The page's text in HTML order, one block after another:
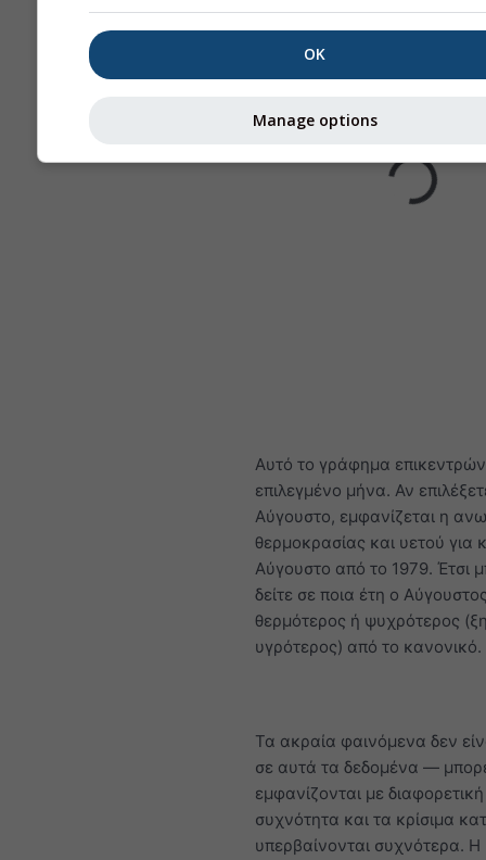
Αυτό το γράφημα
επιλεγμένο μήνα. Αν
Αύγουστο, εμφανίζεται η
θερμοκρασίας και υετού για
Αύγουστο από το 1979. Έτσι
δείτε σε ποια έτη ο
θερμότερος ή ψυχρότερος
υγρότερος) από το κανονικό.
Τα ακραία φαινόμενα δεν
σε αυτά τα δεδομένα —
εμφανίζονται με διαφορετική
συχνότητα και τα κρίσιμα
υπερβαίνονται συχνότερα. Η
OK
Manage options